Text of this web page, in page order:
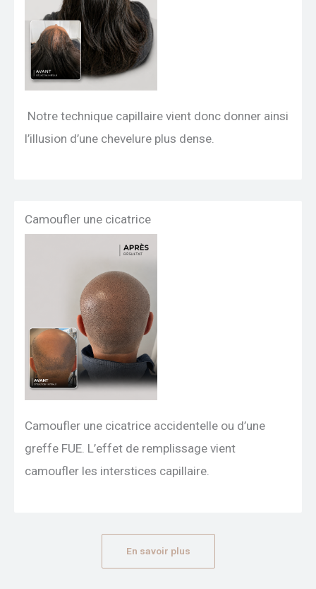
Notre technique capillaire vient donc donner ainsi
l’illusion d’une chevelure plus dense.
Camoufler une cicatrice
Camoufler une cicatrice accidentelle ou d’une
greffe FUE. L’effet de remplissage vient
camoufler les interstices capillaire.
En savoir plus